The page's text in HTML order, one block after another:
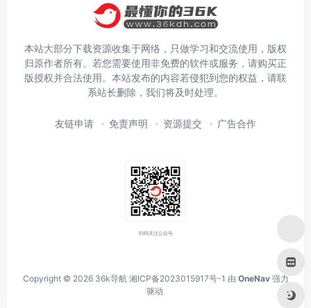
本站大部分下载资源收集于网络，只做学习和交流使用，版权
归原作者所有。若您需要使用非免费的软件或服务，请购买正
版授权并合法使用。本站发布的内容若侵犯到您的权益，请联
系站长删除，我们将及时处理。
友链申请 免责声明 资源提交 广告合作
扫码关注公众号
Copyright © 2026 36k导航 湘ICP备2023015917号-1 由 OneNav 强力
驱动